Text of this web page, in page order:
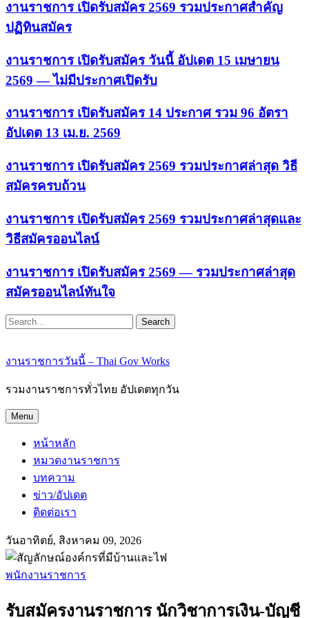
งานราชการ เปิดรับสมัคร 2569 รวมประกาศสำคัญ
ปฏิทินสมัคร
งานราชการ เปิดรับสมัคร วันนี้ อัปเดต 15 เมษายน
2569 — ไม่มีประกาศเปิดรับ
งานราชการ เปิดรับสมัคร 14 ประกาศ รวม 96 อัตรา
อัปเดต 13 เม.ย. 2569
งานราชการ เปิดรับสมัคร 2569 รวมประกาศล่าสุด วิธี
สมัครครบถ้วน
งานราชการ เปิดรับสมัคร 2569 รวมประกาศล่าสุดและ
วิธีสมัครออนไลน์
งานราชการ เปิดรับสมัคร 2569 — รวมประกาศล่าสุด
สมัครออนไลน์ทันใจ
Search
งานราชการวันนี้ – Thai Gov Works
รวมงานราชการทั่วไทย อัปเดตทุกวัน
Menu
หน้าหลัก
หมวดงานราชการ
บทความ
ข่าว/อัปเดต
ติดต่อเรา
วันอาทิตย์, สิงหาคม 09, 2026
พนักงานราชการ
รับสมัครงานราชการ นักวิชาการเงิน-บัญชี